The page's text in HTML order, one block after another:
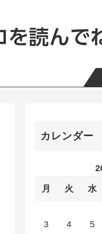
カレンダー
月 火 水
3
4 5